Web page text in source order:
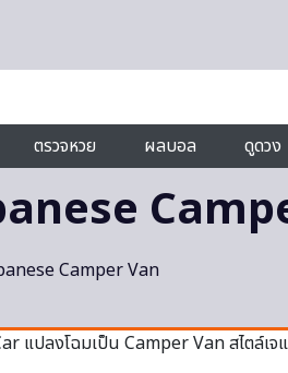
ตรวจหวย ผลบอล ดูดวง
Camper Van